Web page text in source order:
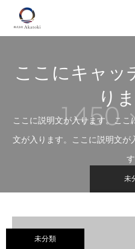
ここにキャッ
り
ここに説明文が入ります。こ
文が入ります。ここに説明文が
す
未
未分類